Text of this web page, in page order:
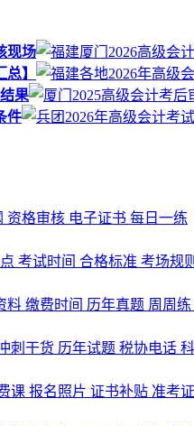
现场
】
果
件
资格审核 电子证书 每日一练
考试时间 合格标准 考场规则
料 缴费时间 历年真题 周周练
刺干货 历年试题 税协电话
课 报名照片 证书补贴 准考